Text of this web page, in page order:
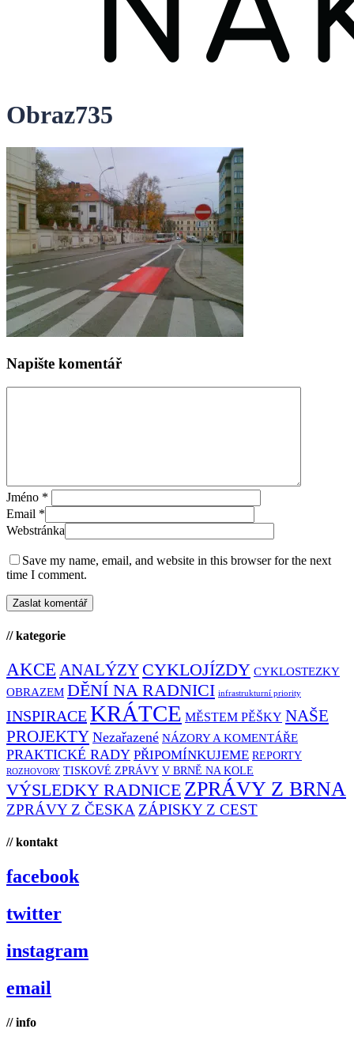
Obraz735
Napište komentář
Jméno *
Email *
Webstránka
Save my name, email, and website in this browser for the next
time I comment.
// kategorie
AKCE ANALÝZY CYKLOJÍZDY CYKLOSTEZKY
OBRAZEM DĚNÍ NA RADNICI infrastrukturní priority
INSPIRACEKRÁTCE MĚSTEM PĚŠKY NAŠE
PROJEKTY Nezařazené NÁZORY A KOMENTÁŘE
PRAKTICKÉ RADY PŘIPOMÍNKUJEME REPORTY
ROZHOVORY TISKOVÉ ZPRÁVY V BRNĚ NA KOLE
VÝSLEDKY RADNICE ZPRÁVY Z BRNA
ZPRÁVY Z ČESKA ZÁPISKY Z CEST
// kontakt
facebook
twitter
instagram
email
// info